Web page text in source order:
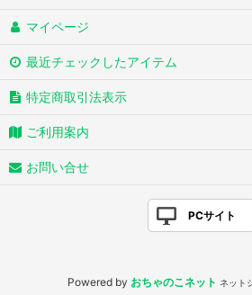
マイページ
最近チェックしたアイテム
特定商取引法表示
ご利用案内
お問い合せ
PCサイト
Powered by おちゃのこネット ネット